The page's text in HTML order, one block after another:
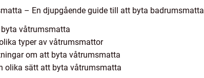
– En djupgående guide till att byta badrumsmatta
våtrumsmatta
typer av våtrumsmattor
om att byta våtrumsmatta
olika sätt att byta våtrumsmatta